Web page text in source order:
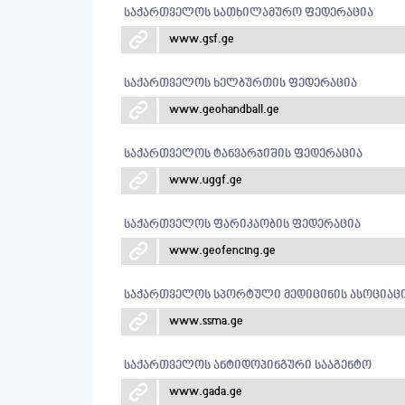
საქართველოს სათხილამურო ფედერაცია
www.gsf.ge
საქართველოს ხელბურთის ფედერაცია
www.geohandball.ge
საქართველოს ტანვარჯიშის ფედერაცია
www.uggf.ge
საქართველოს ფარიკაობის ფედერაცია
www.geofencing.ge
საქართველოს სპორტული მედიცინის
www.ssma.ge
საქართველოს ანტიდოპინგური სააგენტო
www.gada.ge